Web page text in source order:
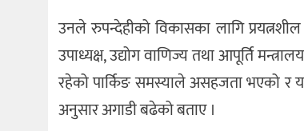
उनले रुपन्देहीको विकासका लागि
उपाध्यक्ष, उद्योग वाणिज्य तथा आपूर्ति
रहेको पार्किङ समस्याले असहजता भएको र
अनुसार अगाडी बढेको बताए ।